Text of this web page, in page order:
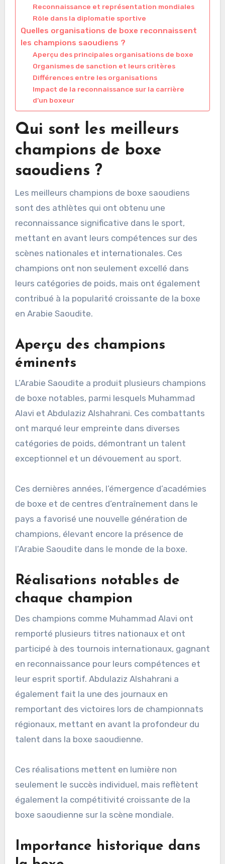
Reconnaissance et représentation mondiales
Rôle dans la diplomatie sportive
Quelles organisations de boxe reconnaissent
les champions saoudiens ?
Aperçu des principales organisations de boxe
Organismes de sanction et leurs critères
Différences entre les organisations
Impact de la reconnaissance sur la carrière
d’un boxeur
Qui sont les meilleurs
champions de boxe
saoudiens ?
Les meilleurs champions de boxe saoudiens
sont des athlètes qui ont obtenu une
reconnaissance significative dans le sport,
mettant en avant leurs compétences sur des
scènes nationales et internationales. Ces
champions ont non seulement excellé dans
leurs catégories de poids, mais ont également
contribué à la popularité croissante de la boxe
en Arabie Saoudite.
Aperçu des champions
éminents
L’Arabie Saoudite a produit plusieurs champions
de boxe notables, parmi lesquels Muhammad
Alavi et Abdulaziz Alshahrani. Ces combattants
ont marqué leur empreinte dans diverses
catégories de poids, démontrant un talent
exceptionnel et un dévouement au sport.
Ces dernières années, l’émergence d’académies
de boxe et de centres d’entraînement dans le
pays a favorisé une nouvelle génération de
champions, élevant encore la présence de
l’Arabie Saoudite dans le monde de la boxe.
Réalisations notables de
chaque champion
Des champions comme Muhammad Alavi ont
remporté plusieurs titres nationaux et ont
participé à des tournois internationaux, gagnant
en reconnaissance pour leurs compétences et
leur esprit sportif. Abdulaziz Alshahrani a
également fait la une des journaux en
remportant des victoires lors de championnats
régionaux, mettant en avant la profondeur du
talent dans la boxe saoudienne.
Ces réalisations mettent en lumière non
seulement le succès individuel, mais reflètent
également la compétitivité croissante de la
boxe saoudienne sur la scène mondiale.
Importance historique dans